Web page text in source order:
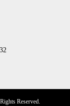
Reserved.